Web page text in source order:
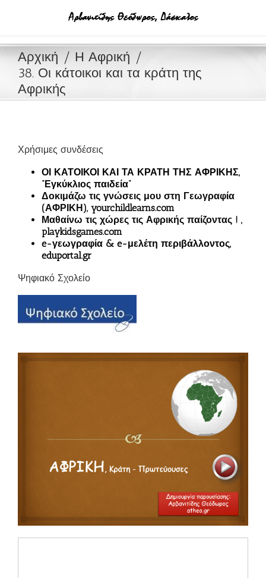
Αρχική
Η Αφρική
38. Οι κάτοικοι και τα κράτη της
Αφρικής
Χρήσιμες συνδέσεις
ΟΙ ΚΑΤΟΙΚΟΙ ΚΑΙ ΤΑ ΚΡΑΤΗ ΤΗΣ ΑΦΡΙΚΗΣ,
“Εγκύκλιος παιδεία”
Δοκιμάζω τις γνώσεις μου στη Γεωγραφία
(ΑΦΡΙΚΗ), yourchildlearns.com
Μαθαίνω τις χώρες τις Αφρικής παίζοντας ! ,
playkidsgames.com
e-γεωγραφία & e-μελέτη περιβάλλοντος,
eduportal.gr
Ψηφιακό Σχολείο